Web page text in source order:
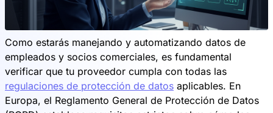
Como estarás manejando y automatizando datos de
empleados y socios comerciales, es fundamental
verificar que tu proveedor cumpla con todas las
regulaciones de protección de datos aplicables. En
Europa, el Reglamento General de Protección de Datos